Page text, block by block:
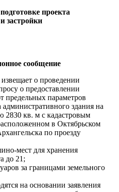
проекта
застройки
сообщение
о проведении
о предоставлении
предельных параметров
административного здания на
2830 кв. м с кадастровым
в Октябрьском
по проезду
мест для хранения
до 21;
за границами земельного
на основании заявления